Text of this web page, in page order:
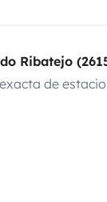
Ribatejo
de